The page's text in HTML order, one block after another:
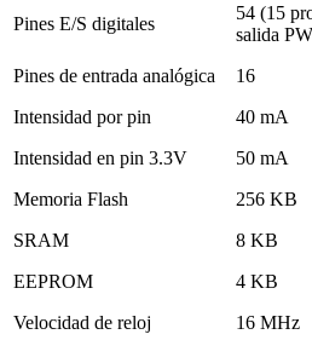
Pines E/S digitales
54 (15
salida
Pines de entrada analógica
16
Intensidad por pin
40 mA
Intensidad en pin 3.3V
50 mA
Memoria Flash
256 KB
SRAM
8 KB
EEPROM
4 KB
Velocidad de reloj
16 MHz